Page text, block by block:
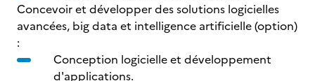
Concevoir et développer des solutions logicielles
avancées, big data et intelligence artificielle (option)
:
Conception logicielle et développement
d'applications.